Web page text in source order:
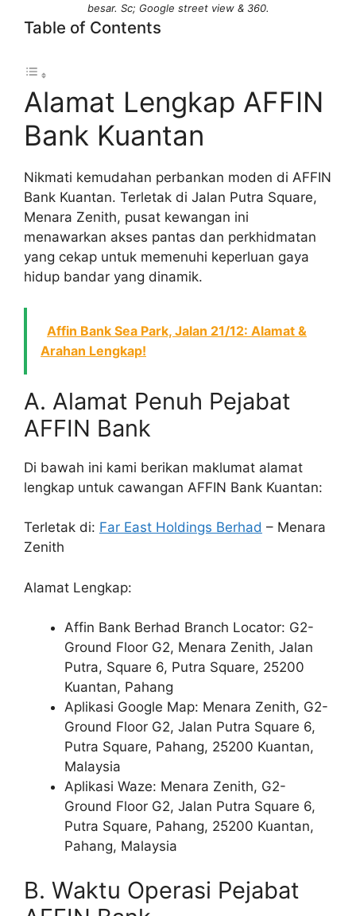
besar. Sc; Google street view & 360.
Table of Contents
Alamat Lengkap AFFIN
Bank Kuantan
Nikmati kemudahan perbankan moden di AFFIN
Bank Kuantan. Terletak di Jalan Putra Square,
Menara Zenith, pusat kewangan ini
menawarkan akses pantas dan perkhidmatan
yang cekap untuk memenuhi keperluan gaya
hidup bandar yang dinamik.
Affin Bank Sea Park, Jalan 21/12: Alamat &
Arahan Lengkap!
A. Alamat Penuh Pejabat
AFFIN Bank
Di bawah ini kami berikan maklumat alamat
lengkap untuk cawangan AFFIN Bank Kuantan:
Terletak di: Far East Holdings Berhad – Menara
Zenith
Alamat Lengkap:
Affin Bank Berhad Branch Locator: G2-
Ground Floor G2, Menara Zenith, Jalan
Putra, Square 6, Putra Square, 25200
Kuantan, Pahang
Aplikasi Google Map: Menara Zenith, G2-
Ground Floor G2, Jalan Putra Square 6,
Putra Square, Pahang, 25200 Kuantan,
Malaysia
Aplikasi Waze: Menara Zenith, G2-
Ground Floor G2, Jalan Putra Square 6,
Putra Square, Pahang, 25200 Kuantan,
Pahang, Malaysia
B. Waktu Operasi Pejabat